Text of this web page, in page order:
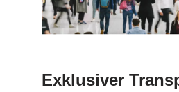
Exklusiver